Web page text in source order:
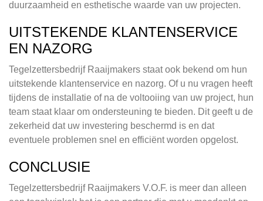
duurzaamheid en esthetische waarde van uw projecten.
UITSTEKENDE KLANTENSERVICE
EN NAZORG
Tegelzettersbedrijf Raaijmakers staat ook bekend om hun
uitstekende klantenservice en nazorg. Of u nu vragen heeft
tijdens de installatie of na de voltooiing van uw project, hun
team staat klaar om ondersteuning te bieden. Dit geeft u de
zekerheid dat uw investering beschermd is en dat
eventuele problemen snel en efficiënt worden opgelost.
CONCLUSIE
Tegelzettersbedrijf Raaijmakers V.O.F. is meer dan alleen